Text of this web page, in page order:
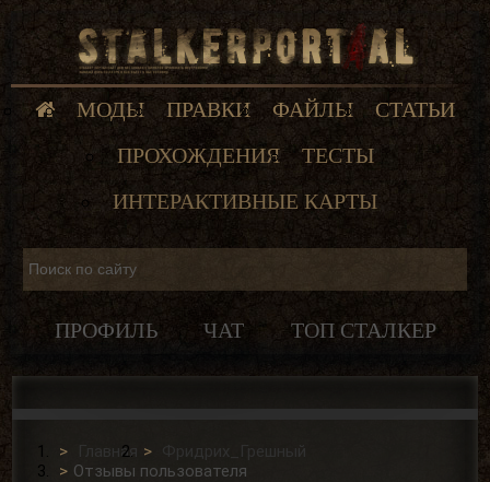
МОДЫ ПРАВКИ ФАЙЛЫ
СТАТЬИ
ПРОХОЖДЕНИЯ
ТЕСТЫ
ИНТЕРАКТИВНЫЕ КАРТЫ
ПРОФИЛЬ ЧАТ ТОП СТАЛКЕР
Главная
Фридрих_Грешный
Отзывы пользователя